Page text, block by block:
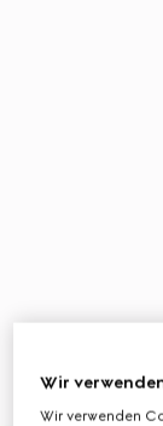
Wir
Wir verwenden